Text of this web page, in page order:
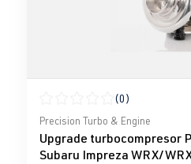
Calificación promedio de 0
(0)
Precision Turbo & Engine
Upgrade turbocompresor
Subaru Impreza WRX/